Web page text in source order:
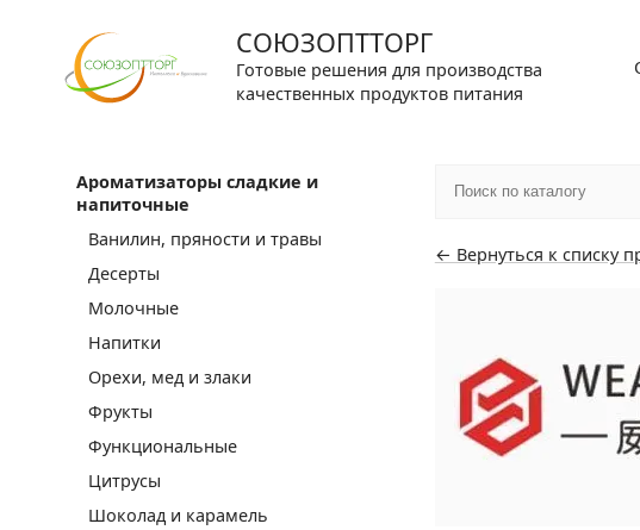
← Вернуться к списку
Ароматизаторы сладкие и
напиточные
Ванилин, пряности и травы
Десерты
Молочные
Напитки
Орехи, мед и злаки
Фрукты
Функциональные
Цитрусы
Шоколад и карамель
СОЮЗОПТТОРГ
Готовые решения для производства
качественных продуктов питания